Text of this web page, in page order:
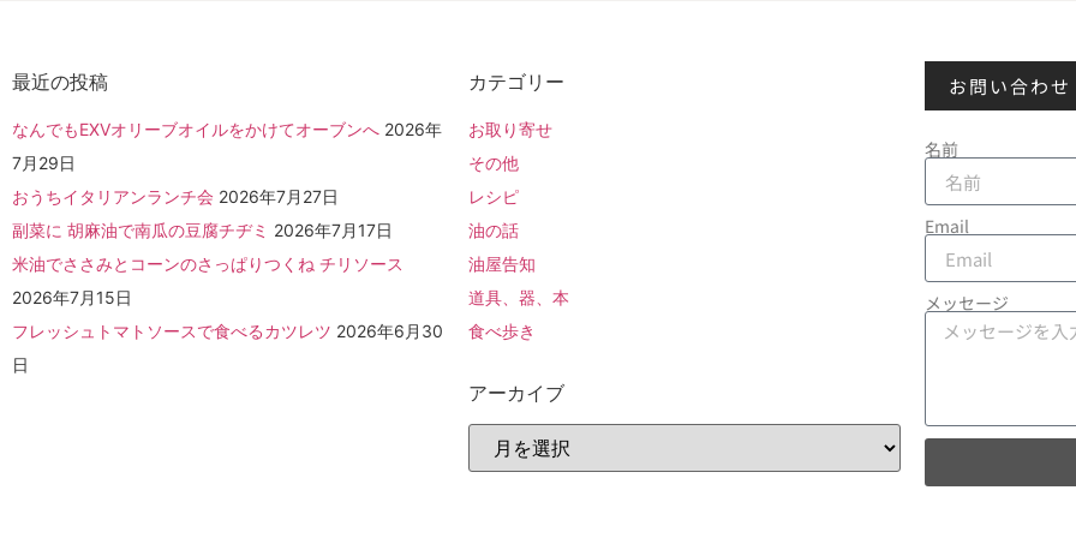
最近の投稿
なんでもEXVオリーブオイルをかけてオーブンへ 2026年
7月29日
おうちイタリアンランチ会 2026年7月27日
副菜に 胡麻油で南瓜の豆腐チヂミ 2026年7月17日
米油でささみとコーンのさっぱりつくね チリソース
2026年7月15日
フレッシュトマトソースで食べるカツレツ 2026年6月30
日
カテゴリー
お取り寄せ
その他
レシピ
油の話
油屋告知
道具、器、本
食べ歩き
アーカイブ
お問い合わせ
名前
Email
メッセージ